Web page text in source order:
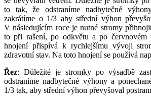
to tak, že odstraníme nadbytečné
zakrátíme o 1/3 aby střední výhon
V následujícím roce je nutné stromy
to při rašení, po odkvětu a po červnovém
hnojení přispívá k rychlejšímu vývoji
zdravotní stav. Na toto hnojení se používá
Řez: Důležité je stromky po výsadbě
odstraníme nadbytečné výhony a
1/3 tak, aby střední výhon převyšoval